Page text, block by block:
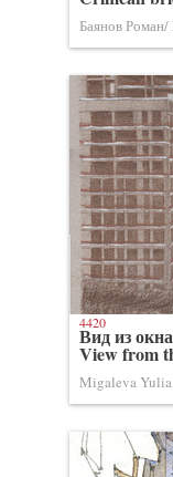
Баянов
Вид из окна
View from
Migaleva Yulia
4420